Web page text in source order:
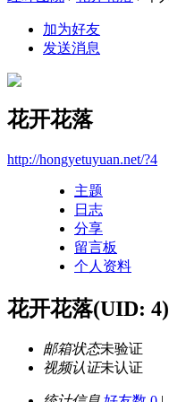
加为好友
发送消息
花开花落
http://hongyetuyuan.net/?4
主题
日志
分享
留言板
个人资料
花开花落(UID: 4)
邮箱状态未验证
视频认证未认证